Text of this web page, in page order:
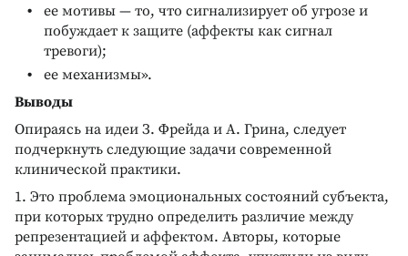
ее мотивы — то, что сигнализирует об угрозе и
побуждает к защите (аффекты как сигнал
тревоги);
ее механизмы».
Выводы
Опираясь на идеи З. Фрейда и А. Грина, следует
подчеркнуть следующие задачи современной
клинической практики.
1. Это проблема эмоциональных состояний субъекта,
при которых трудно определить различие между
репрезентацией и аффектом. Авторы, которые